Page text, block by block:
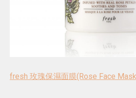
fresh 玫瑰保濕面膜(Rose Face